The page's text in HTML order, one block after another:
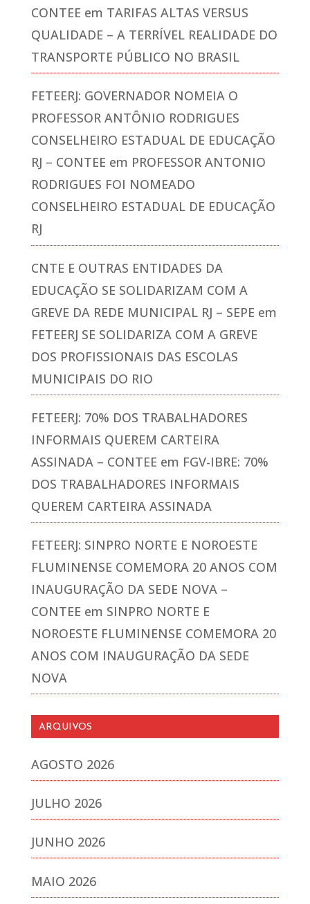
CONTEE em TARIFAS ALTAS VERSUS
QUALIDADE – A TERRÍVEL REALIDADE DO
TRANSPORTE PÚBLICO NO BRASIL
FETEERJ: GOVERNADOR NOMEIA O
PROFESSOR ANTÔNIO RODRIGUES
CONSELHEIRO ESTADUAL DE EDUCAÇÃO
RJ – CONTEE em PROFESSOR ANTONIO
RODRIGUES FOI NOMEADO
CONSELHEIRO ESTADUAL DE EDUCAÇÃO
RJ
CNTE E OUTRAS ENTIDADES DA
EDUCAÇÃO SE SOLIDARIZAM COM A
GREVE DA REDE MUNICIPAL RJ – SEPE em
FETEERJ SE SOLIDARIZA COM A GREVE
DOS PROFISSIONAIS DAS ESCOLAS
MUNICIPAIS DO RIO
FETEERJ: 70% DOS TRABALHADORES
INFORMAIS QUEREM CARTEIRA
ASSINADA – CONTEE em FGV-IBRE: 70%
DOS TRABALHADORES INFORMAIS
QUEREM CARTEIRA ASSINADA
FETEERJ: SINPRO NORTE E NOROESTE
FLUMINENSE COMEMORA 20 ANOS COM
INAUGURAÇÃO DA SEDE NOVA –
CONTEE em SINPRO NORTE E
NOROESTE FLUMINENSE COMEMORA 20
ANOS COM INAUGURAÇÃO DA SEDE
NOVA
ARQUIVOS
AGOSTO 2026
JULHO 2026
JUNHO 2026
MAIO 2026